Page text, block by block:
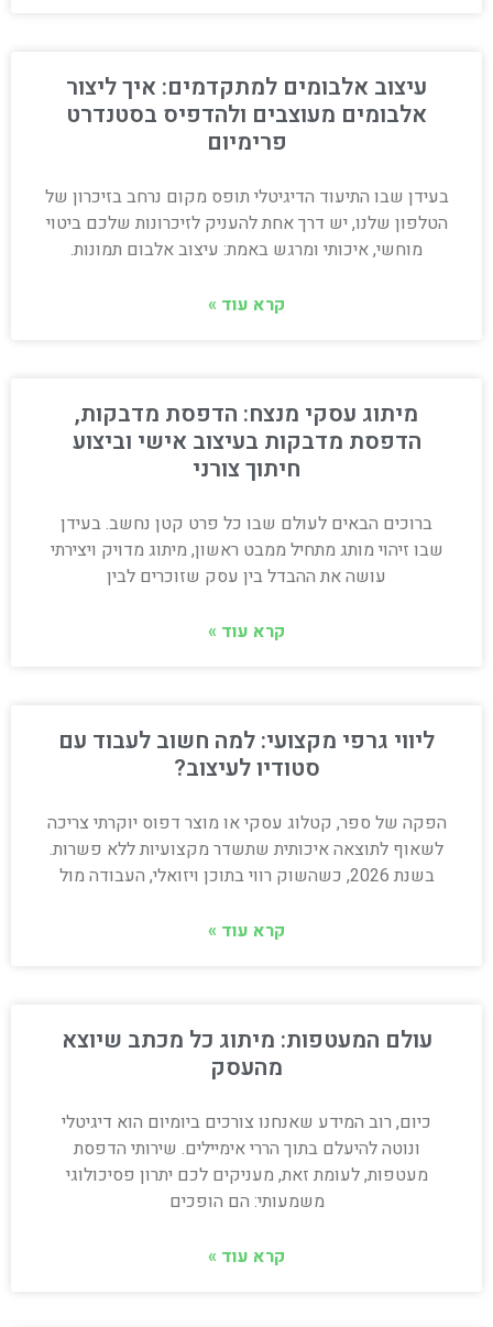
עיצוב אלבומים למתקדמים: איך ליצור
אלבומים מעוצבים ולהדפיס בסטנדרט
פרימיום
בעידן שבו התיעוד הדיגיטלי תופס מקום נרחב בזיכרון של
הטלפון שלנו, יש דרך אחת להעניק לזיכרונות שלכם ביטוי
מוחשי, איכותי ומרגש באמת: עיצוב אלבום תמונות.
קרא עוד »
מיתוג עסקי מנצח: הדפסת מדבקות,
הדפסת מדבקות בעיצוב אישי וביצוע
חיתוך צורני
ברוכים הבאים לעולם שבו כל פרט קטן נחשב. בעידן
שבו זיהוי מותג מתחיל ממבט ראשון, מיתוג מדויק ויצירתי
עושה את ההבדל בין עסק שזוכרים לבין
קרא עוד »
ליווי גרפי מקצועי: למה חשוב לעבוד עם
סטודיו לעיצוב?
הפקה של ספר, קטלוג עסקי או מוצר דפוס יוקרתי צריכה
לשאוף לתוצאה איכותית שתשדר מקצועיות ללא פשרות.
בשנת 2026, כשהשוק רווי בתוכן ויזואלי, העבודה מול
קרא עוד »
עולם המעטפות: מיתוג כל מכתב שיוצא
מהעסק
כיום, רוב המידע שאנחנו צורכים ביומיום הוא דיגיטלי
ונוטה להיעלם בתוך הררי אימיילים. שירותי הדפסת
מעטפות, לעומת זאת, מעניקים לכם יתרון פסיכולוגי
משמעותי: הם הופכים
קרא עוד »